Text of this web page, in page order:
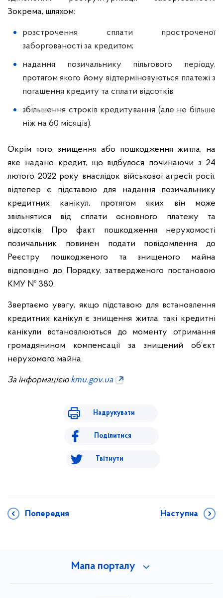
Зокрема, шляхом:
розстрочення сплати простроченої
заборгованості за кредитом;
надання позичальнику пільгового періоду,
протягом якого йому відтерміновуються платежі з
погашення кредиту та сплати відсотків;
збільшення строків кредитування (але не більше
ніж на 60 місяців).
Окрім того, знищення або пошкодження житла, на
яке надано кредит, що відбулося починаючи з 24
лютого 2022 року внаслідок військової агресії росії,
відтепер є підставою для надання позичальнику
кредитних канікул, протягом яких він може
звільнятися від сплати основного платежу та
відсотків. Про факт пошкодження нерухомості
позичальник повинен подати повідомлення до
Реєстру пошкодженого та знищеного майна
відповідно до Порядку, затвердженого постановою
КМУ № 380.
Звертаємо увагу, якщо підставою для встановлення
кредитних канікул є знищення житла, такі кредитні
канікули встановлюються до моменту отримання
громадянином компенсації за знищений об’єкт
нерухомого майна.
За інформацією kmu.gov.ua
Надрукувати
Поділитися
Твітнути
Попередня Наступна
Мапа порталу